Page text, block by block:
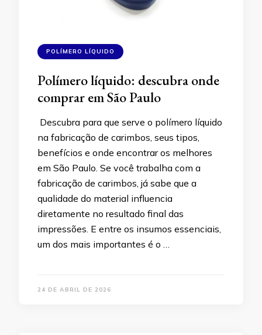
POLÍMERO LÍQUIDO
Polímero líquido: descubra onde
comprar em São Paulo
Descubra para que serve o polímero líquido
na fabricação de carimbos, seus tipos,
benefícios e onde encontrar os melhores
em São Paulo. Se você trabalha com a
fabricação de carimbos, já sabe que a
qualidade do material influencia
diretamente no resultado final das
impressões. E entre os insumos essenciais,
um dos mais importantes é o …
24 DE ABRIL DE 2026